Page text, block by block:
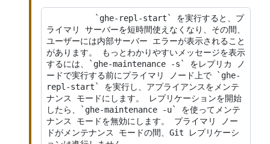
ライマリ サーバーを短時間使えなくなり、その間、
ユーザーには内部サーバー エラーが表示されること
があります。 もっとわかりやすいメッセージを表示
するには、`ghe-maintenance -s` をレプリカ ノ
ードで実行する前にプライマリ ノード上で `ghe-
repl-start` を実行し、アプライアンスをメンテ
ナンス モードにします。 レプリケーションを開始
したら、`ghe-maintenance -u` を使ってメンテ
ナンス モードを無効にします。 プライマリ ノー
ドがメンテナンス モードの間、Git レプリケーシ